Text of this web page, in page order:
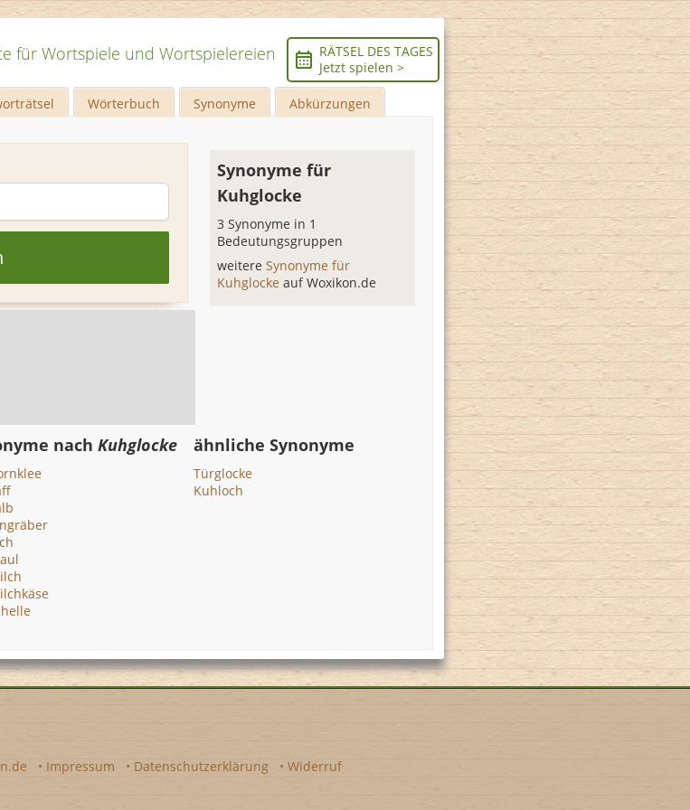
für Wortspiele und Wortspielereien
RÄTSEL DES TAGES
Jetzt spielen >
Wörterbuch Synonyme Abkürzungen
Synonyme für
Kuhglocke
3 Synonyme in 1
Bedeutungsgruppen
weitereSynonyme für
Kuhglockeauf Woxikon.de
nachKuhglocke ähnliche Synonyme
Türglocke
Kuhloch
• Impressum • Datenschutzerklärung • Widerruf